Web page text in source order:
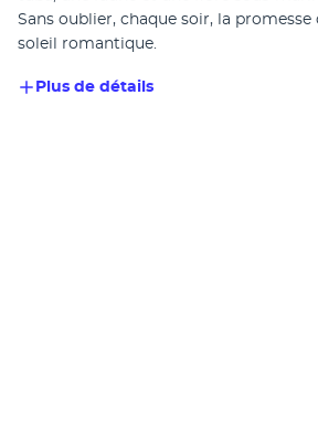
Sans oublier, chaque soir, la
soleil romantique.
Plus de détails